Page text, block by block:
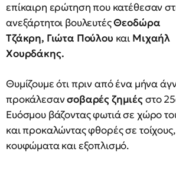
επίκαιρη ερώτηση που κατέθεσαν
ανεξάρτητοι βουλευτέςΘεοδώρα
Τζάκρη, Γιώτα Πούλου και Μιχαήλ
Χουρδάκης.
Θυμίζουμε ότι πριν από ένα μήνα
προκάλεσανσοβαρές ζημιέςστο
Ευόσμου βάζοντας φωτιά σε χώρο
και προκαλώντας φθορές σε τοίχους,
κουφώματα και εξοπλισμό.